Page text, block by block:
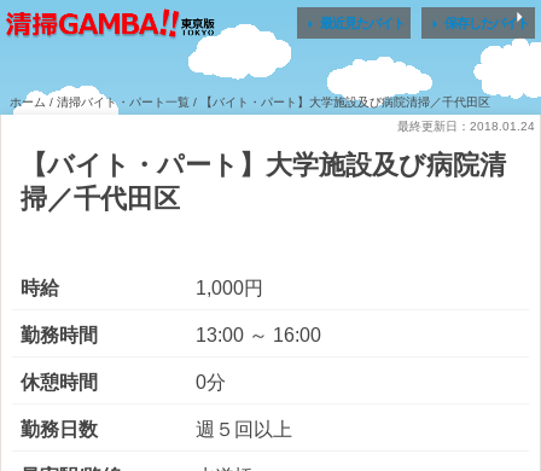
 最近見たバイト  保存したバイト
ホーム / 清掃バイト・パート一覧 / 【バイト・パート】大学施設及び病院清掃／千代田区
最終更新日：2018.01.24
【バイト・パート】大学施設及び病院清
掃／千代田区
時給 1,000円
勤務時間 13:00 ～ 16:00
休憩時間 0分
勤務日数 週５回以上